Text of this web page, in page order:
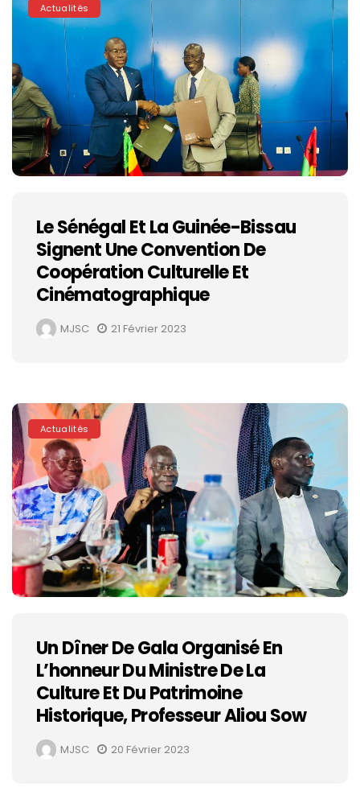
Actualités
Le Sénégal Et La Guinée-Bissau
Signent Une Convention De
Coopération Culturelle Et
Cinématographique
MJSC 21 Février 2023
Actualités
Un Dîner De Gala Organisé En
L’honneur Du Ministre De La
Culture Et Du Patrimoine
Historique, Professeur Aliou Sow
MJSC 20 Février 2023